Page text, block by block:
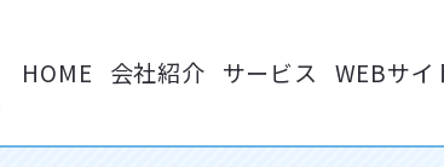
HOME 会社紹介 サービス WEBサイ